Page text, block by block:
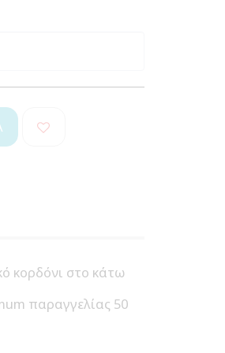
κορδόνι στο κάτω
παραγγελίας 50